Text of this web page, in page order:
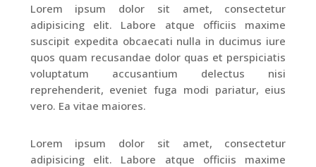
Lorem ipsum dolor sit amet, consectetur
adipisicing elit. Labore atque officiis maxime
suscipit expedita obcaecati nulla in ducimus iure
quos quam recusandae dolor quas et perspiciatis
voluptatum accusantium delectus nisi
reprehenderit, eveniet fuga modi pariatur, eius
vero. Ea vitae maiores.
Lorem ipsum dolor sit amet, consectetur
adipisicing elit. Labore atque officiis maxime